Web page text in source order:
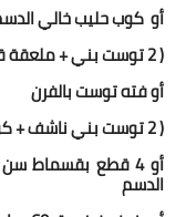
أو كوب حليب خالي
( 2 توست بني + ملعقة قرفة + 2 ملعقة صغيرة عسل )
أوفته توست بالفرن
( 2 توست بني ناشف + كوب حليب ساخن + 2 ملعقة عسل)
الدسم